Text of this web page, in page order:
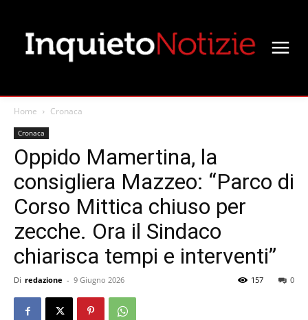
Home Cronaca
Cronaca
Oppido Mamertina, la
consigliera Mazzeo: “Parco di
Corso Mittica chiuso per
zecche. Ora il Sindaco
chiarisca tempi e interventi”
Di redazione - 9 Giugno 2026 0
157